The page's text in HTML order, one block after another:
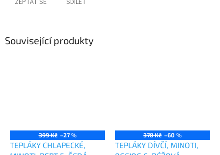
ZEPTAT SE SDÍLET
Související produkty
399 Kč –27 %
TEPLÁKY CHLAPECKÉ,
378 Kč –60 %
TEPLÁKY DÍVČÍ, MINOTI,